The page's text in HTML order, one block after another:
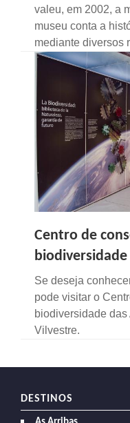
valeu, em 2002, a
museu conta a
mediante diversos
Centro de
Se deseja
pode visitar o
biodiversidade
Vilvestre.
DESTINOS